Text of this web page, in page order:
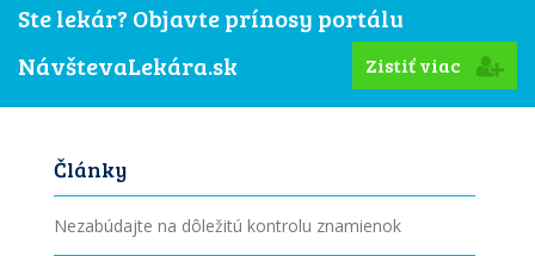
Ste lekár? Objavte prínosy portálu
NávštevaLekára.sk
Zistiť viac
Články
Nezabúdajte na dôležitú kontrolu znamienok